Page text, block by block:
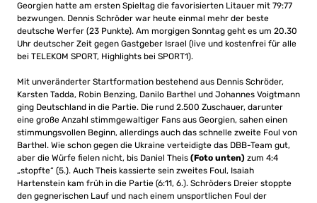
Georgien hatte am ersten Spieltag die favorisierten Litauer mit 79:77
bezwungen. Dennis Schröder war heute einmal mehr der beste
deutsche Werfer (23 Punkte). Am morgigen Sonntag geht es um 20.30
Uhr deutscher Zeit gegen Gastgeber Israel (live und kostenfrei für alle
bei TELEKOM SPORT, Highlights bei SPORT1).
Mit unveränderter Startformation bestehend aus Dennis Schröder,
Karsten Tadda, Robin Benzing, Danilo Barthel und Johannes Voigtmann
ging Deutschland in die Partie. Die rund 2.500 Zuschauer, darunter
eine große Anzahl stimmgewaltiger Fans aus Georgien, sahen einen
stimmungsvollen Beginn, allerdings auch das schnelle zweite Foul von
Barthel. Wie schon gegen die Ukraine verteidigte das DBB-Team gut,
aber die Würfe fielen nicht, bis Daniel Theis (Foto unten) zum 4:4
„stopfte“ (5.). Auch Theis kassierte sein zweites Foul, Isaiah
Hartenstein kam früh in die Partie (6:11, 6.). Schröders Dreier stoppte
den gegnerischen Lauf und nach einem unsportlichen Foul der